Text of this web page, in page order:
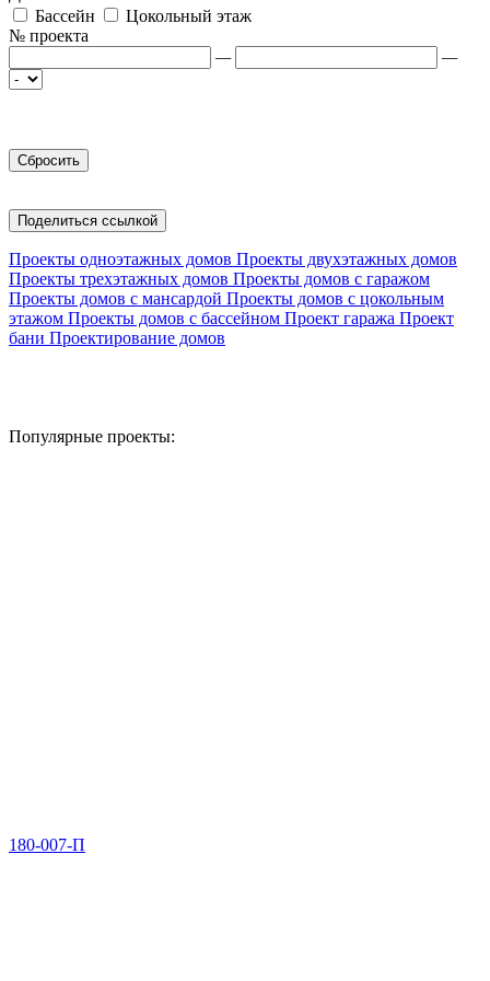
Бассейн
Цокольный этаж
№ проекта
—
—
Поделиться ссылкой
Проекты одноэтажных домов Проекты двухэтажных домов
Проекты трехэтажных домов Проекты домов с гаражом
Проекты домов с мансардой Проекты домов с цокольным
этажом Проекты домов с бассейном Проект гаража Проект
бани Проектирование домов
Популярные проекты:
180-007-П